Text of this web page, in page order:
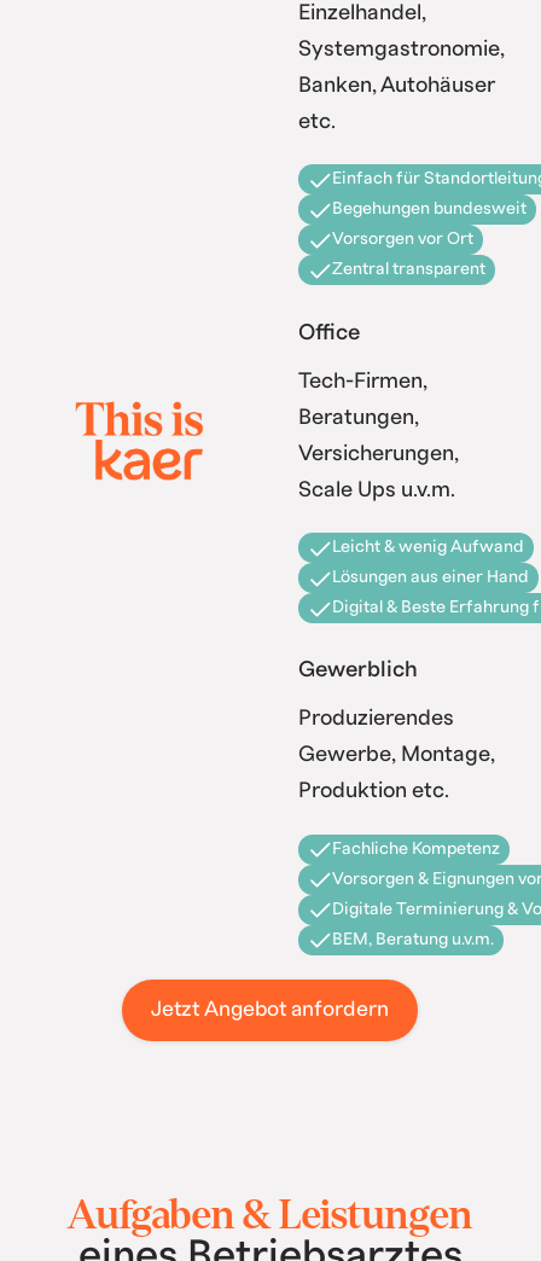
Einzelhandel,
Systemgastronomie,
Banken, Autohäuser
etc.
Einfach für
Begehungen bundesweit
Vorsorgen vor Ort
Zentral transparent
Office
Tech-Firmen,
Beratungen,
Versicherungen,
Scale Ups u.v.m.
Leicht & wenig Aufwand
Lösungen aus einer Hand
Digital & Beste Erfahrung
Gewerblich
Produzierendes
Gewerbe, Montage,
Produktion etc.
Fachliche Kompetenz
Vorsorgen & Eignungen
Digitale Terminierung &
BEM, Beratung u.v.m.
Jetzt Angebot anfordern
Aufgaben & Leistungen